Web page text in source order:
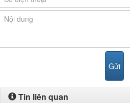
Tin liên quan